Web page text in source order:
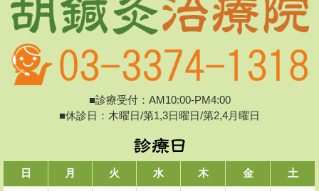
■診療受付：AM10:00-PM4:00
■休診日：木曜日/第1,3日曜日/第2,4月曜日
日 月 火 水 木 金 土